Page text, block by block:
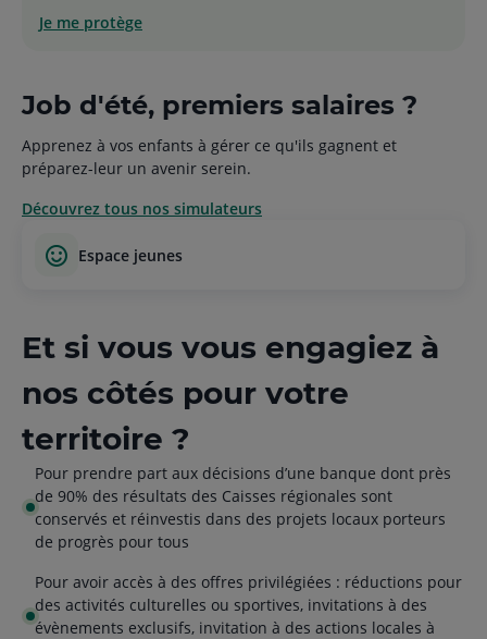
Je me protège
Job d'été, premiers salaires ?
Apprenez à vos enfants à gérer ce qu'ils gagnent et
préparez-leur un avenir serein.
Découvrez tous nos simulateurs
espace jeunes
Et si vous vous engagiez à
nos côtés pour votre
territoire ?
Pour prendre part aux décisions d’une banque dont près
de 90% des résultats des Caisses régionales sont
conservés et réinvestis dans des projets locaux porteurs
de progrès pour tous
Pour avoir accès à des offres privilégiées : réductions pour
des activités culturelles ou sportives, invitations à des
évènements exclusifs, invitation à des actions locales à